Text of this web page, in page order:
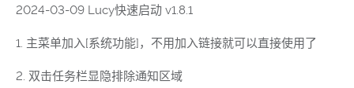
2024-03-09 Lucy快速启动 v1.8.1
1. 主菜单加入[系统功能]，不用加入链接就可以直接使用了
2. 双击任务栏显隐排除通知区域